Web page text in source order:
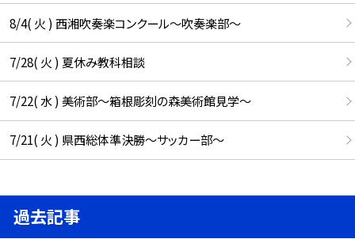
8/4( 火 ) 西湘吹奏楽コンクール～吹奏楽部～
7/28( 火 ) 夏休み教科相談
7/22( 水 ) 美術部～箱根彫刻の森美術館見学～
7/21( 火 ) 県西総体準決勝～サッカー部～
過去記事